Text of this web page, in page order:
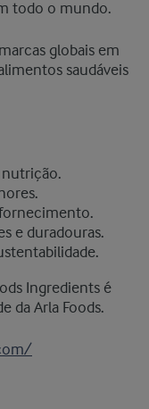
todo o mundo.
globais em
saudáveis
nutrição.
e duradouras.
Ingredients é
da Arla Foods.